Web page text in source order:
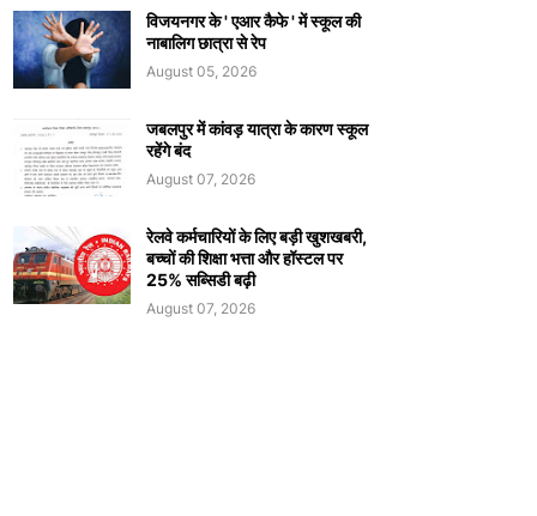
विजयनगर के ' एआर कैफे ' में स्कूल की
नाबालिग छात्रा से रेप
August 05, 2026
जबलपुर में कांवड़ यात्रा के कारण स्कूल
रहेंगे बंद
August 07, 2026
रेलवे कर्मचारियों के लिए बड़ी खुशखबरी,
बच्चों की शिक्षा भत्ता और हॉस्टल पर
25% सब्सिडी बढ़ी
August 07, 2026